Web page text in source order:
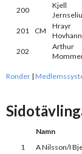
200
Kjell
201 CM
Hrayr
202
Arthur
Ronder |
Namn
1
A Nilsson/I